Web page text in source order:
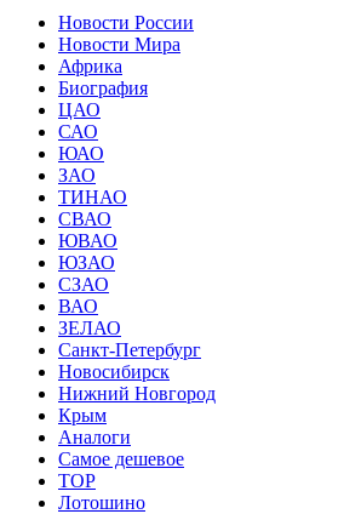
Новости России
Новости Мира
Африка
Биография
ЦАО
САО
ЮАО
ЗАО
ТИНАО
СВАО
ЮВАО
ЮЗАО
СЗАО
ВАО
ЗЕЛАО
Санкт-Петербург
Новосибирск
Нижний Новгород
Крым
Аналоги
Самое дешевое
TOP
Лотошино